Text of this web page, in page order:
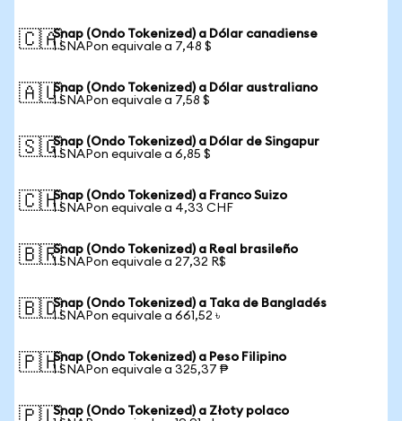
🇨🇦Snap (Ondo Tokenized) a Dólar canadiense
1 SNAPon equivale a 7,48 $
🇦🇺Snap (Ondo Tokenized) a Dólar australiano
1 SNAPon equivale a 7,58 $
🇸🇬Snap (Ondo Tokenized) a Dólar de Singapur
1 SNAPon equivale a 6,85 $
🇨🇭Snap (Ondo Tokenized) a Franco Suizo
1 SNAPon equivale a 4,33 CHF
🇧🇷Snap (Ondo Tokenized) a Real brasileño
1 SNAPon equivale a 27,32 R$
🇧🇩Snap (Ondo Tokenized) a Taka de Bangladés
1 SNAPon equivale a 661,52 ৳
🇵🇭Snap (Ondo Tokenized) a Peso Filipino
1 SNAPon equivale a 325,37 ₱
Snap (Ondo Tokenized) a Złoty polaco